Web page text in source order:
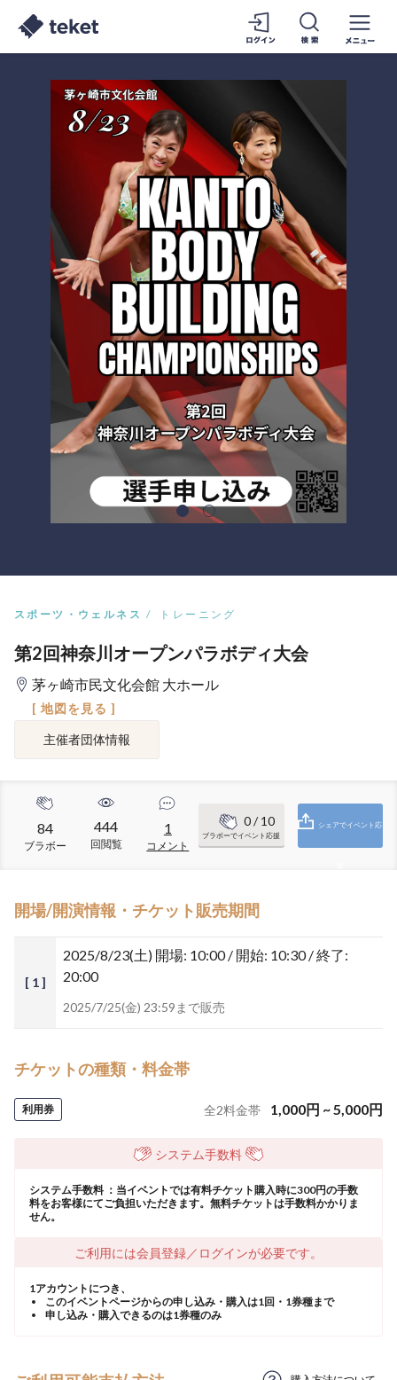
スポーツ・ウェルネス トレーニング
第2回神奈川オープンパラボディ大会
茅ヶ崎市民文化会館 大ホール
[ 地図を見る ]
主催者団体情報
84
ブラボー
444
回閲覧
1
コメント
0/ 10
ブラボーでイベント応援
シェアでイベント応
開場/開演情報・チケット販売期間
[ 1 ]
2025/8/23(土) 開場: 10:00 / 開始: 10:30 / 終了:
20:00
2025/7/25(金) 23:59まで販売
チケットの種類・料金帯
利用券 全2料金帯 1,000円 ~5,000円
システム手数料
システム手数料 ：当イベントでは有料チケット購入時に300円の手数
料をお客様にてご負担いただきます。無料チケットは手数料かかりま
せん。
ご利用には会員登録／ログインが必要です。
1アカウントにつき、
このイベントページからの申し込み・購入は1回・1券種まで
申し込み・購入できるのは1券種のみ